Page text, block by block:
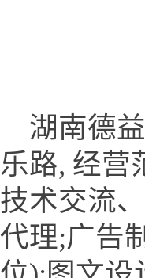
湖南德益
乐路, 经营
技术交流
代理;广告